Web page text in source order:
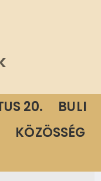
20. BULI
KÖZÖSSÉG